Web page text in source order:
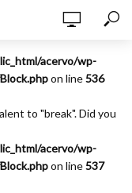
to "break". Did you
acervo/wp-
on line536
to "break". Did you
acervo/wp-
on line537